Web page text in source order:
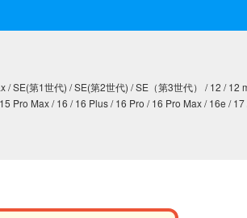
SE(第1世代) / SE(第2世代) / SE（第3世代） / 12 / 12
Pro Max / 16 / 16 Plus / 16 Pro / 16 Pro Max / 16e /